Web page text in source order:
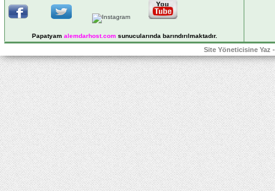
Papatyam alemdarhost.comsunucularında barındırılmaktadır.
Site Yöneticisine Yaz